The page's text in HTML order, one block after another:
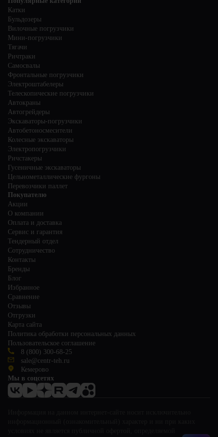
Катки
Бульдозеры
Вилочные погрузчики
Мини-погрузчики
Тягачи
Ричтраки
Самосвалы
Фронтальные погрузчики
Электроштабелеры
Телескопические погрузчики
Автокраны
Автогрейдеры
Экскаваторы-погрузчики
Автобетоносмесители
Колесные экскаваторы
Электропогрузчики
Ричстакеры
Гусеничные экскаваторы
Цельнометаллические фургоны
Перевозчики паллет
Покупателю
Акции
О компании
Оплата и доставка
Сервис и гарантия
Тендерный отдел
Сотрудничество
Контакты
Бренды
Блог
Избранное
Сравнение
Отзывы
Отгрузки
Карта сайта
Политика обработки персональных данных
Пользовательское соглашение
8 (800) 300-68-25
sale@centr-teh.ru
Кемерово
Мы в соцсетях